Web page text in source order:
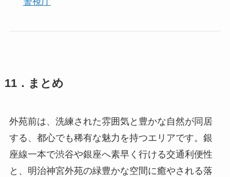
11．まとめ
外苑前は、洗練された雰囲気と豊かな自然が同居
する、都心でも稀有な魅力を持つエリアです。銀
座線一本で渋谷や銀座へ素早く行ける交通利便性
と、明治神宮外苑の緑豊かな空間に癒やされる落